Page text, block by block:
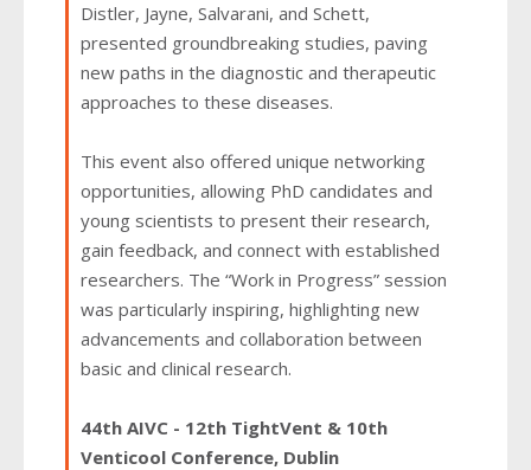
Distler, Jayne, Salvarani, and Schett,
presented groundbreaking studies, paving
new paths in the diagnostic and therapeutic
approaches to these diseases.
This event also offered unique networking
opportunities, allowing PhD candidates and
young scientists to present their research,
gain feedback, and connect with established
researchers. The “Work in Progress” session
was particularly inspiring, highlighting new
advancements and collaboration between
basic and clinical research.
44th AIVC - 12th TightVent & 10th
Venticool Conference, Dublin